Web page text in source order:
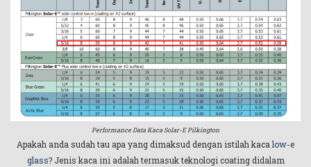
Performance Data Kaca Solar-E Pilkington
Apakah anda sudah tau apa yang dimaksud dengan istilah kaca low-e
glass? Jenis kaca ini adalah termasuk teknologi coating didalam